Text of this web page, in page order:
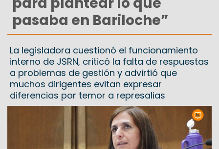
pasaba en Bariloche”
La legisladora cuestionó el funcionamiento
interno de JSRN, criticó la falta de respuestas
a problemas de gestión y advirtió que
muchos dirigentes evitan expresar
diferencias por temor a represalias